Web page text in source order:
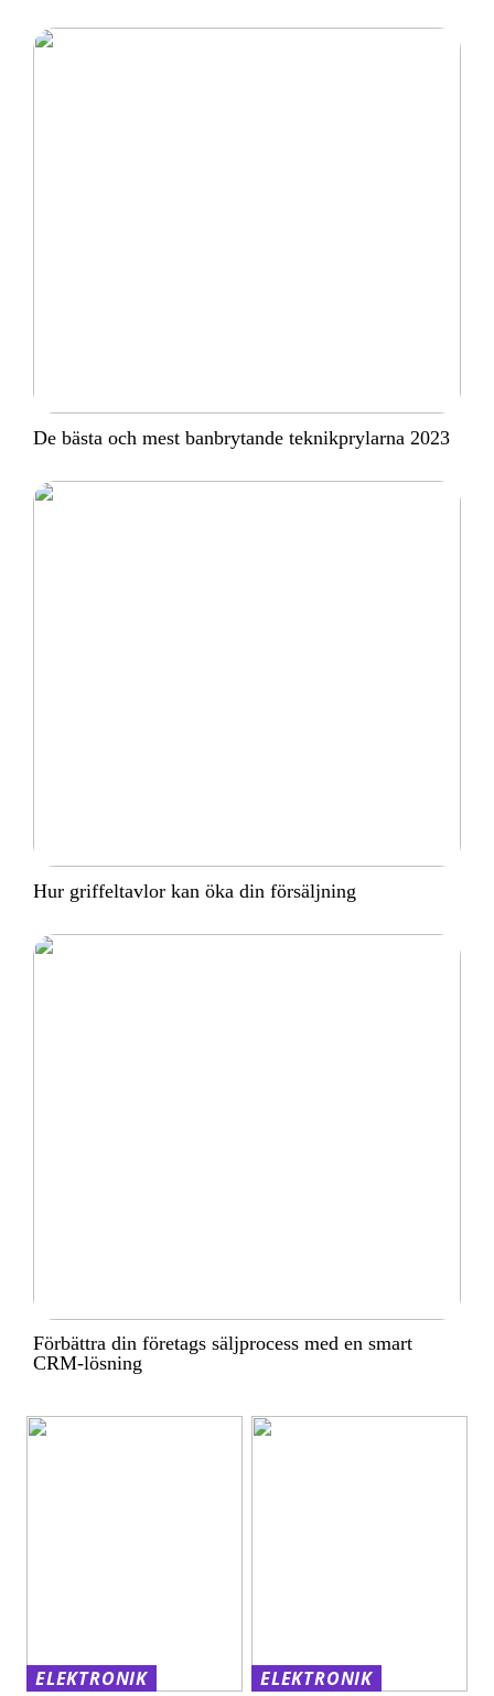
De bästa och mest banbrytande teknikprylarna 2023
Hur griffeltavlor kan öka din försäljning
Förbättra din företags säljprocess med en smart
CRM-lösning
ELEKTRONIK
ELEKTRONIK